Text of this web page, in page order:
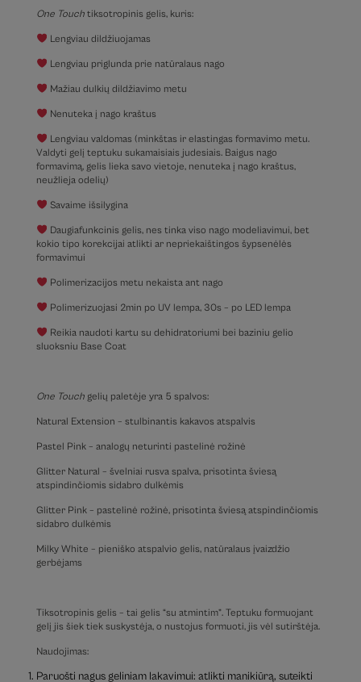
One Touchtiksotropinis gelis, kuris:
Lengviau dildžiuojamas
Lengviau priglunda prie natūralaus nago
Mažiau dulkių dildžiavimo metu
Nenuteka į nago kraštus
Lengviau valdomas (minkštas ir elastingas formavimo metu.
Valdyti gelį teptuku sukamaisiais judesiais. Baigus nago
formavimą, gelis lieka savo vietoje, nenuteka į nago kraštus,
neužlieja odelių)
Savaime išsilygina
Daugiafunkcinis gelis, nes tinka viso nago modeliavimui, bet
kokio tipo korekcijai atlikti ar nepriekaištingos šypsenėlės
formavimui
Polimerizacijos metu nekaista ant nago
Polimerizuojasi 2min po UV lempa, 30s – po LED lempa
Reikia naudoti kartu su dehidratoriumi bei baziniu gelio
sluoksniu Base Coat
One Touchgelių paletėje yra 5 spalvos:
Natural Extension – stulbinantis kakavos atspalvis
Pastel Pink – analogų neturinti pastelinė rožinė
Glitter Natural – švelniai rusva spalva, prisotinta šviesą
atspindinčiomis sidabro dulkėmis
Glitter Pink – pastelinė rožinė, prisotinta šviesą atspindinčiomis
sidabro dulkėmis
Milky White – pieniško atspalvio gelis, natūralaus įvaizdžio
gerbėjams
Tiksotropinis gelis – tai gelis “su atmintim”. Teptuku formuojant
gelį jis šiek tiek suskystėja, o nustojus formuoti, jis vėl sutirštėja.
Naudojimas:
Paruošti nagus geliniam lakavimui: atlikti manikiūrą, suteikti